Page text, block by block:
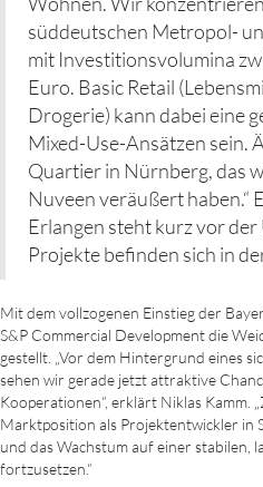
süddeutschen Metropol-
mit Investitionsvolumina
Euro. Basic Retail
Drogerie) kann dabei eine
Mixed-Use-Ansätzen sein.
Quartier in Nürnberg, das
Nuveen veräußert haben.“
Erlangen steht kurz vor
Projekte befinden sich in
Mit dem vollzogenen Einstieg der
S&P Commercial Development die
gestellt. „Vor dem Hintergrund eines
sehen wir gerade jetzt attraktive
Kooperationen“, erklärt Niklas Kamm.
Marktposition als Projektentwickler in
und das Wachstum auf einer stabilen,
fortzusetzen.“